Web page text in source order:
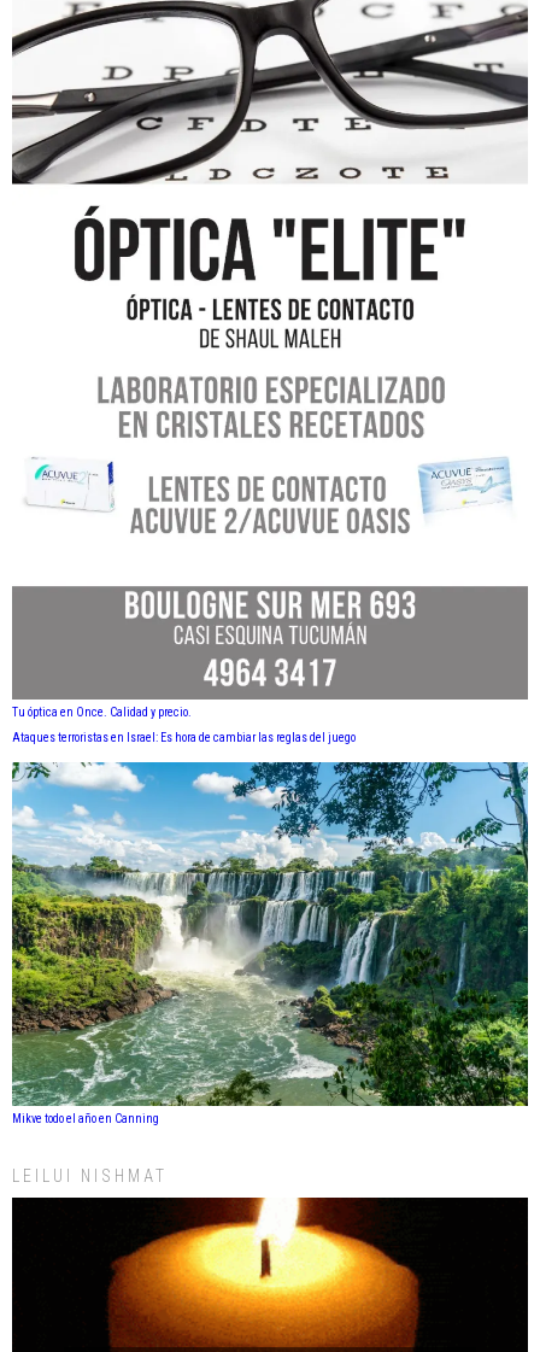
Tu óptica en Once. Calidad y precio.
Ataques terroristas en Israel: Es hora de cambiar las reglas del juego
Mikve todo el año en Canning
LEILUI NISHMAT